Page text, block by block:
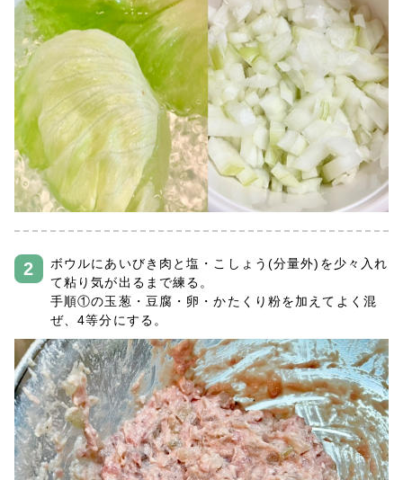
ボウルにあいびき肉と塩・こしょう(分量外)を少々入れ
て粘り気が出るまで練る。
手順①の玉葱・豆腐・卵・かたくり粉を加えてよく混
ぜ、4等分にする。